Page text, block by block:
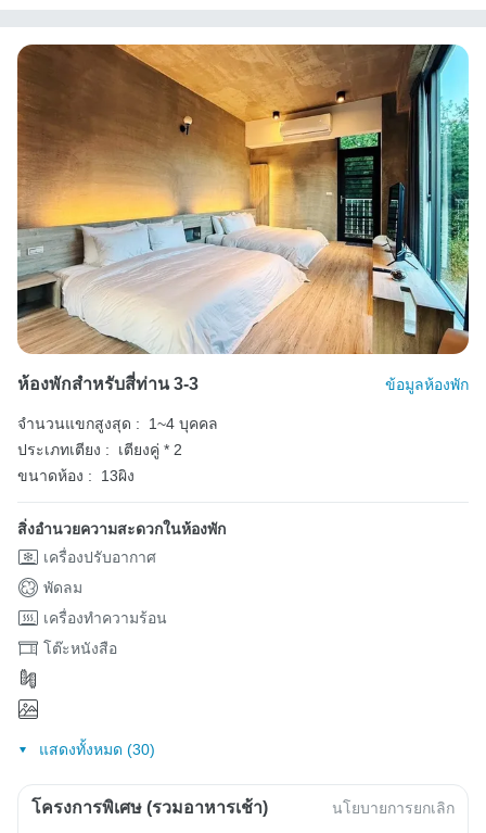
ห้องพักสำหรับสี่ท่าน 3-3 ข้อมูลห้องพัก
จำนวนแขกสูงสุด :
1~4 บุคคล
ประเภทเตียง :
เตียงคู่ * 2
ขนาดห้อง :
13ผิง
สิ่งอำนวยความสะดวกในห้องพัก
เครื่องปรับอากาศ
พัดลม
เครื่องทำความร้อน
โต๊ะหนังสือ
แสดงทั้งหมด (30)
โครงการพิเศษ (รวมอาหารเช้า) นโยบายการยกเลิก